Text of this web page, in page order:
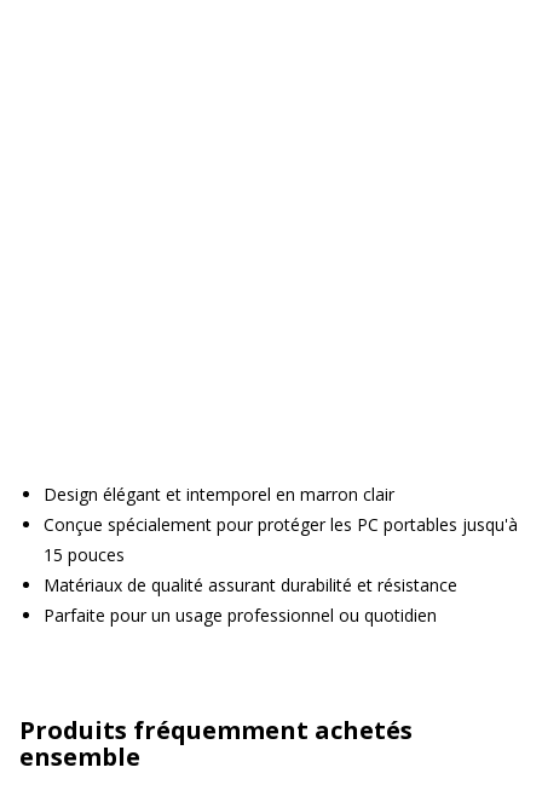
Design élégant et intemporel en marron clair
Conçue spécialement pour protéger les PC portables jusqu'à
15 pouces
Matériaux de qualité assurant durabilité et résistance
Parfaite pour un usage professionnel ou quotidien
Produits fréquemment achetés
ensemble